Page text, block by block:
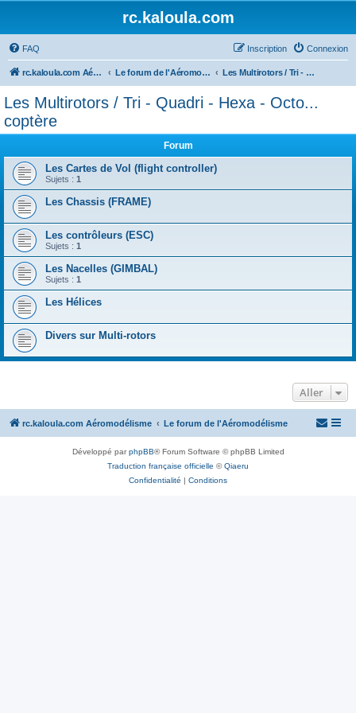
rc.kaloula.com
FAQ Connexion
Inscription
rc.kaloula.com Aéromodélisme Le forum de l'Aéromodélisme Les Multirotors / Tri - Quadri - Hexa - Octo... coptère
Les Multirotors / Tri - Quadri - Hexa - Octo...
coptère
Forum
Les Cartes de Vol (flight controller)
Sujets : 1
Les Chassis (FRAME)
Les contrôleurs (ESC)
Sujets : 1
Les Nacelles (GIMBAL)
Sujets : 1
Les Hélices
Divers sur Multi-rotors
Aller
rc.kaloula.com Aéromodélisme Le forum de l'Aéromodélisme
Développé parphpBB® Forum Software © phpBB Limited
Traduction française officielle ©Qiaeru
Confidentialité | Conditions